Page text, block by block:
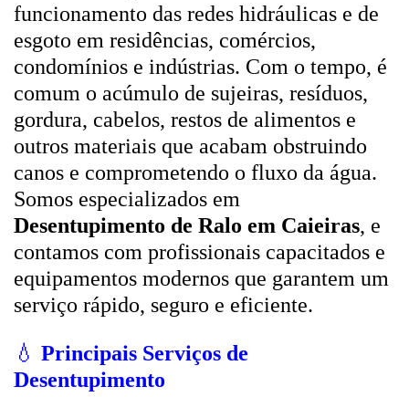
funcionamento das redes hidráulicas e de
esgoto em residências, comércios,
condomínios e indústrias. Com o tempo, é
comum o acúmulo de sujeiras, resíduos,
gordura, cabelos, restos de alimentos e
outros materiais que acabam obstruindo
canos e comprometendo o fluxo da água.
Somos especializados em
Desentupimento de Ralo em Caieiras, e
contamos com profissionais capacitados e
equipamentos modernos que garantem um
serviço rápido, seguro e eficiente.
💧 Principais Serviços de
Desentupimento